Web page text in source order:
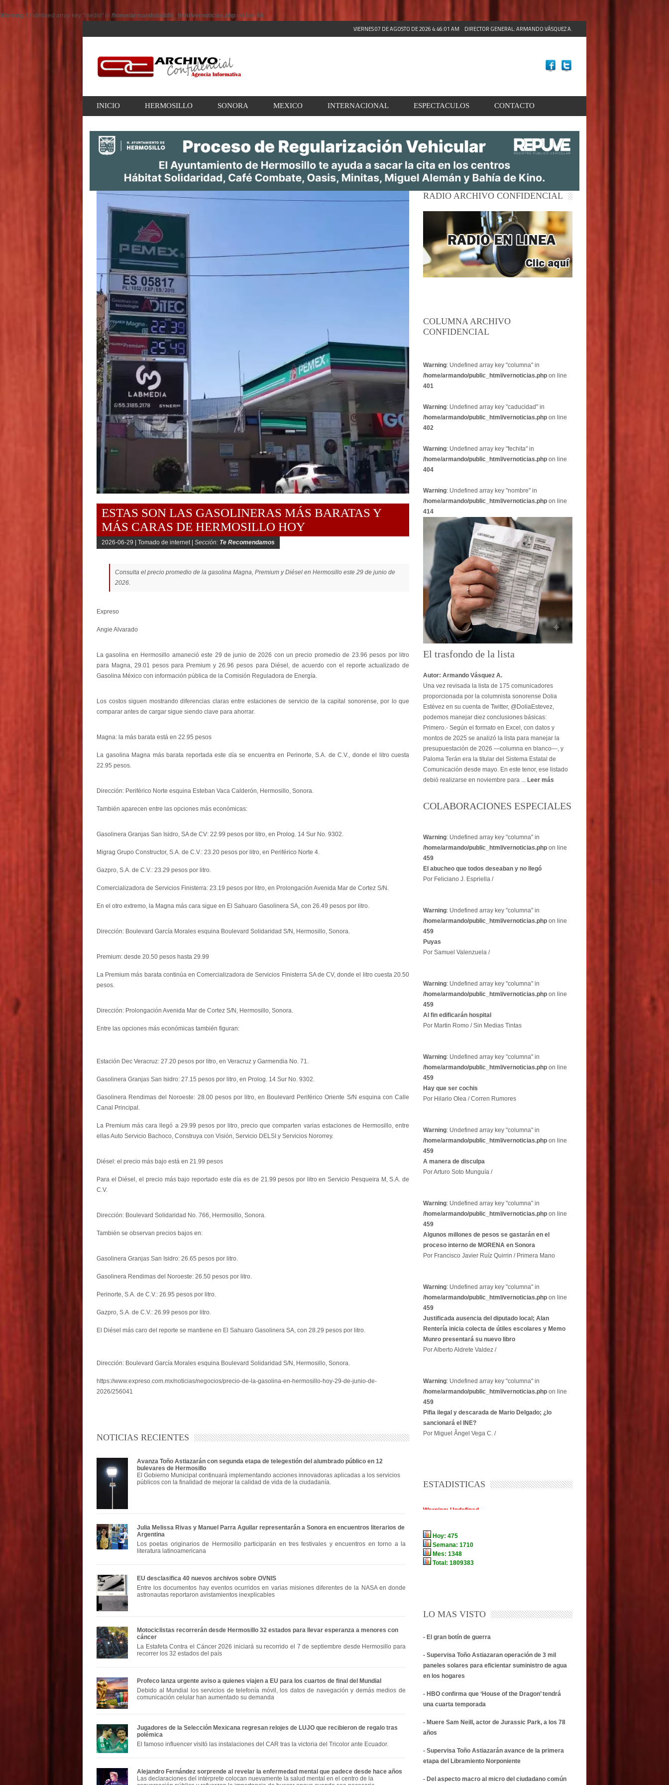
Warning: Undefined array key "medio" in /home/armando/public_html/vernoticias.php on line 66
VIERNES 07 DE AGOSTO DE 2026 4:46:03 AM DIRECTOR GENERAL: ARMANDO VÁSQUEZ A.
INICIO HERMOSILLO SONORA MEXICO INTERNACIONAL ESPECTACULOS CONTACTO
ESTAS SON LAS GASOLINERAS MÁS BARATAS Y
MÁS CARAS DE HERMOSILLO HOY
2026-06-29 | Tomado de internet | Sección: Te Recomendamos
Consulta el precio promedio de la gasolina Magna, Premium y Diésel en Hermosillo este 29 de junio de
2026.
Expreso
Angie Alvarado
La gasolina en Hermosillo amaneció este 29 de junio de 2026 con un precio promedio de 23.96 pesos por litro
para Magna, 29.01 pesos para Premium y 26.96 pesos para Diésel, de acuerdo con el reporte actualizado de
Gasolina México con información pública de la Comisión Reguladora de Energía.
Los costos siguen mostrando diferencias claras entre estaciones de servicio de la capital sonorense, por lo que
comparar antes de cargar sigue siendo clave para ahorrar.
Magna: la más barata está en 22.95 pesos
La gasolina Magna más barata reportada este día se encuentra en Perinorte, S.A. de C.V., donde el litro cuesta
22.95 pesos.
Dirección: Periférico Norte esquina Esteban Vaca Calderón, Hermosillo, Sonora.
También aparecen entre las opciones más económicas:
Gasolinera Granjas San Isidro, SA de CV: 22.99 pesos por litro, en Prolog. 14 Sur No. 9302.
Migrag Grupo Constructor, S.A. de C.V.: 23.20 pesos por litro, en Periférico Norte 4.
Gazpro, S.A. de C.V.: 23.29 pesos por litro.
Comercializadora de Servicios Finisterra: 23.19 pesos por litro, en Prolongación Avenida Mar de Cortez S/N.
En el otro extremo, la Magna más cara sigue en El Sahuaro Gasolinera SA, con 26.49 pesos por litro.
Dirección: Boulevard García Morales esquina Boulevard Solidaridad S/N, Hermosillo, Sonora.
Premium: desde 20.50 pesos hasta 29.99
La Premium más barata continúa en Comercializadora de Servicios Finisterra SA de CV, donde el litro cuesta 20.50
pesos.
Dirección: Prolongación Avenida Mar de Cortez S/N, Hermosillo, Sonora.
Entre las opciones más económicas también figuran:
Estación Dec Veracruz: 27.20 pesos por litro, en Veracruz y Garmendia No. 71.
Gasolinera Granjas San Isidro: 27.15 pesos por litro, en Prolog. 14 Sur No. 9302.
Gasolinera Rendimas del Noroeste: 28.00 pesos por litro, en Boulevard Periférico Oriente S/N esquina con Calle
Canal Principal.
La Premium más cara llegó a 29.99 pesos por litro, precio que comparten varias estaciones de Hermosillo, entre
ellas Auto Servicio Bachoco, Construya con Visión, Servicio DELSI y Servicios Nororrey.
Diésel: el precio más bajo está en 21.99 pesos
Para el Diésel, el precio más bajo reportado este día es de 21.99 pesos por litro en Servicio Pesqueira M, S.A. de
C.V.
Dirección: Boulevard Solidaridad No. 766, Hermosillo, Sonora.
También se observan precios bajos en:
Gasolinera Granjas San Isidro: 26.65 pesos por litro.
Gasolinera Rendimas del Noroeste: 26.50 pesos por litro.
Perinorte, S.A. de C.V.: 26.95 pesos por litro.
Gazpro, S.A. de C.V.: 26.99 pesos por litro.
El Diésel más caro del reporte se mantiene en El Sahuaro Gasolinera SA, con 28.29 pesos por litro.
Dirección: Boulevard García Morales esquina Boulevard Solidaridad S/N, Hermosillo, Sonora.
https://www.expreso.com.mx/noticias/negocios/precio-de-la-gasolina-en-hermosillo-hoy-29-de-junio-de-
2026/256041
NOTICIAS RECIENTES
Avanza Toño Astiazarán con segunda etapa de telegestión del alumbrado público en 12
bulevares de Hermosillo
El Gobierno Municipal continuará implementando acciones innovadoras aplicadas a los servicios
públicos con la finalidad de mejorar la calidad de vida de la ciudadanía.
Julia Melissa Rivas y Manuel Parra Aguilar representarán a Sonora en encuentros literarios de
Argentina
Los poetas originarios de Hermosillo participarán en tres festivales y encuentros en torno a la
literatura latinoamericana
EU desclasifica 40 nuevos archivos sobre OVNIS
Entre los documentos hay eventos ocurridos en varias misiones diferentes de la NASA en donde
astronautas reportaron avistamientos inexplicables
Motociclistas recorrerán desde Hermosillo 32 estados para llevar esperanza a menores con
cáncer
La Estafeta Contra el Cáncer 2026 iniciará su recorrido el 7 de septiembre desde Hermosillo para
recorrer los 32 estados del país
Profeco lanza urgente aviso a quienes viajen a EU para los cuartos de final del Mundial
Debido al Mundial los servicios de telefonía móvil, los datos de navegación y demás medios de
comunicación celular han aumentado su demanda
Jugadores de la Selección Mexicana regresan relojes de LUJO que recibieron de regalo tras
polémica
El famoso influencer visitó las instalaciones del CAR tras la victoria del Tricolor ante Ecuador.
Alejandro Fernández sorprende al revelar la enfermedad mental que padece desde hace años
Las declaraciones del intérprete colocan nuevamente la salud mental en el centro de la
RADIO ARCHIVO CONFIDENCIAL
COLUMNA ARCHIVO
CONFIDENCIAL
Warning: Undefined array key "columna" in
/home/armando/public_html/vernoticias.php on line
401
Warning: Undefined array key "caducidad" in
/home/armando/public_html/vernoticias.php on line
402
Warning: Undefined array key "fechita" in
/home/armando/public_html/vernoticias.php on line
404
Warning: Undefined array key "nombre" in
/home/armando/public_html/vernoticias.php on line
414
El trasfondo de la lista
Autor: Armando Vásquez A.
Una vez revisada la lista de 175 comunicadores
proporcionada por la columnista sonorense Dolia
Estévez en su cuenta de Twitter, @DoliaEstevez,
podemos manejar diez conclusiones básicas:
Primero.- Según el formato en Excel, con datos y
montos de 2025 se analizó la lista para manejar la
presupuestación de 2026 —columna en blanco—, y
Paloma Terán era la titular del Sistema Estatal de
Comunicación desde mayo. En este tenor, ese listado
debió realizarse en noviembre para ... Leer más
COLABORACIONES ESPECIALES
Warning: Undefined array key "columna" in
/home/armando/public_html/vernoticias.php on line
459
El abucheo que todos deseaban y no llegó
Por Feliciano J. Espriella /
Warning: Undefined array key "columna" in
/home/armando/public_html/vernoticias.php on line
459
Puyas
Por Samuel Valenzuela /
Warning: Undefined array key "columna" in
/home/armando/public_html/vernoticias.php on line
459
Al fin edificarán hospital
Por Martin Romo / Sin Medias Tintas
Warning: Undefined array key "columna" in
/home/armando/public_html/vernoticias.php on line
459
Hay que ser cochis
Por Hilario Olea / Corren Rumores
Warning: Undefined array key "columna" in
/home/armando/public_html/vernoticias.php on line
459
A manera de disculpa
Por Arturo Soto Munguía /
Warning: Undefined array key "columna" in
/home/armando/public_html/vernoticias.php on line
459
Algunos millones de pesos se gastarán en el
proceso interno de MORENA en Sonora
Por Francisco Javier Ruíz Quirrin / Primera Mano
Warning: Undefined array key "columna" in
/home/armando/public_html/vernoticias.php on line
459
Justificada ausencia del diputado local; Alan
Rentería inicia colecta de útiles escolares y Memo
Munro presentará su nuevo libro
Por Alberto Aldrete Valdez /
Warning: Undefined array key "columna" in
/home/armando/public_html/vernoticias.php on line
459
Pifia ilegal y descarada de Mario Delgado; ¿lo
sancionará el INE?
Por Miguel Ãngel Vega C. /
ESTADISTICAS
LO MAS VISTO
- El gran botín de guerra
- Supervisa Toño Astiazaran operación de 3 mil
paneles solares para eficientar suministro de agua
en los hogares
- HBO confirma que ‘House of the Dragon’ tendrá
una cuarta temporada
- Muere Sam Neill, actor de Jurassic Park, a los 78
años
- Supervisa Toño Astiazarán avance de la primera
etapa del Libramiento Norponiente
- Del aspecto macro al micro del ciudadano común